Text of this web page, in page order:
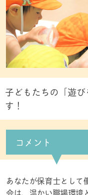
子どもたちの「遊
す！
コメント
あなたが保育士とし
会は、温かい職場環境